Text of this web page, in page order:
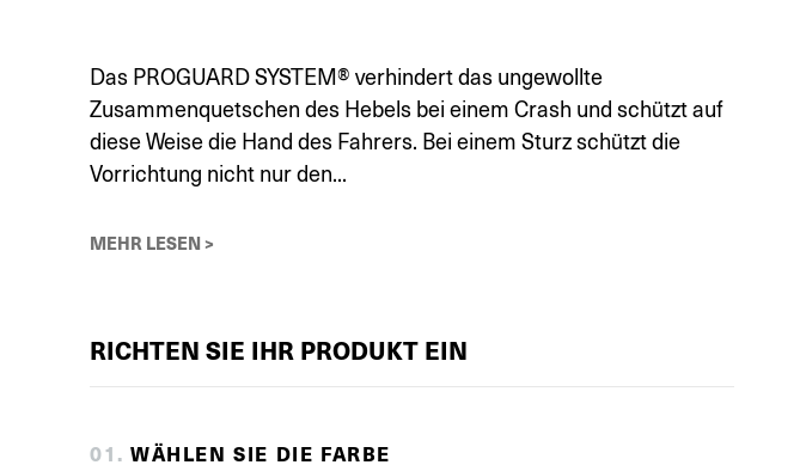
Das PROGUARD SYSTEM® verhindert das ungewollte
Zusammenquetschen des Hebels bei einem Crash und schützt auf
diese Weise die Hand des Fahrers. Bei einem Sturz schützt die
Vorrichtung nicht nur den...
MEHR LESEN >
RICHTEN SIE IHR PRODUKT EIN
01 . WÄHLEN SIE DIE FARBE